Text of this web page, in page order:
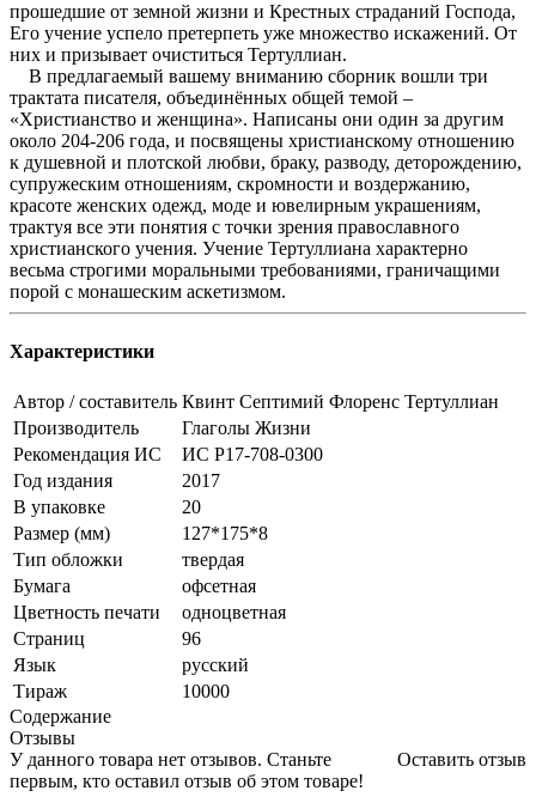
прошедшие от земной жизни и Крестных страданий Господа,
Его учение успело претерпеть уже множество искажений. От
них и призывает очиститься Тертуллиан.
В предлагаемый вашему вниманию сборник вошли три
трактата писателя, объединённых общей темой –
«Христианство и женщина». Написаны они один за другим
около 204-206 года, и посвящены христианскому отношению
к душевной и плотской любви, браку, разводу, деторождению,
супружеским отношениям, скромности и воздержанию,
красоте женских одежд, моде и ювелирным украшениям,
трактуя все эти понятия с точки зрения православного
христианского учения. Учение Тертуллиана характерно
весьма строгими моральными требованиями, граничащими
порой с монашеским аскетизмом.
Характеристики
Автор / составитель Квинт Септимий Флоренс Тертуллиан
Производитель
Глаголы Жизни
Рекомендация ИС
ИС Р17-708-0300
Год издания
2017
В упаковке
20
Размер (мм)
127*175*8
Тип обложки
твердая
Бумага
офсетная
Цветность печати
одноцветная
Страниц
96
Язык
русский
Тираж
10000
Содержание
Отзывы
Оставить отзыв
У данного товара нет отзывов. Станьте
первым, кто оставил отзыв об этом товаре!